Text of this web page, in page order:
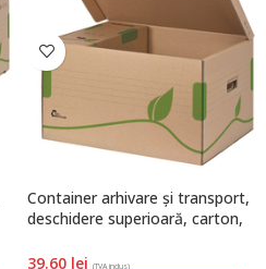
Container arhivare și transport,
deschidere superioară, carton,
Esselte
39.60 lei (TVA inclus)